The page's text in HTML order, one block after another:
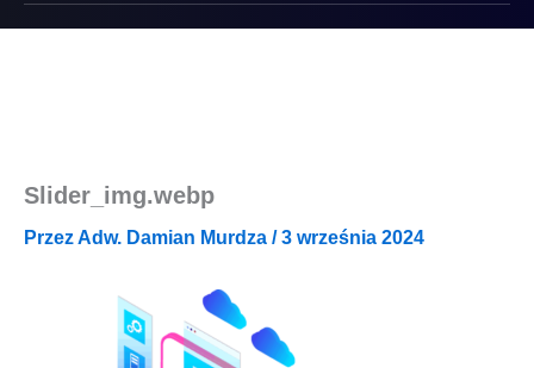
Slider_img.webp
PrzezAdw. Damian Murdza /3 września 2024